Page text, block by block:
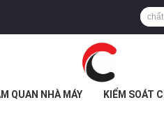
QUAN NHÀ MÁY KIỂM SOÁT